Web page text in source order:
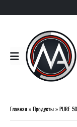
Главная»Продукты»PURE